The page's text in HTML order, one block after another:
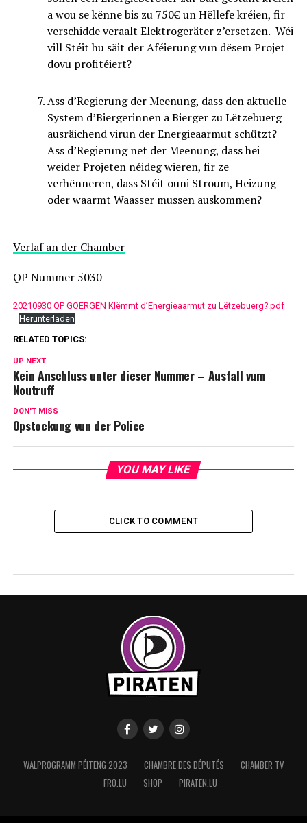
a wou se kënne bis zu 750€ un Hëllefe kréien, fir
verschidde veraalt Elektrogeräter z’ersetzen. Wéi
vill Stéit hu säit der Aféierung vun dësem Projet
dovu profitéiert?
Ass d’Regierung der Meenung, dass den aktuelle
System d’Biergerinnen a Bierger zu Lëtzebuerg
ausräichend virun der Energieaarmut schützt?
Ass d’Regierung net der Meenung, dass hei
weider Projeten néideg wieren, fir ze
verhënneren, dass Stéit ouni Stroum, Heizung
oder waarmt Waasser mussen auskommen?
Verlaf an der Chamber
QP Nummer 5030
20210930 QP GOERGEN Klëmmt d’Energieaarmut zu Lëtzebuerg?.pdf
Herunterladen
RELATED TOPICS:
UP NEXT
Kein Anschluss unter dieser Nummer – Ausfall vum
Noutruff
DON'T MISS
Opstockung vun der Police
YOU MAY LIKE
CLICK TO COMMENT
WALPROGRAMM PÉITENG 2023 CHAMBRE DES DÉPUTÉS
CHAMBER TV
FRO.LU
SHOP PIRATEN.LU